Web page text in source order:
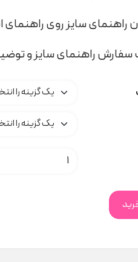
سایز روی راهنمای
سفارش راهنمای سایز و
ست EXPLORE poloni کد H000332 عدد